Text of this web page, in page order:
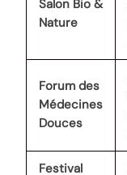
Salon Bio &
Nature
Forum des
Médecines
Douces
Festival